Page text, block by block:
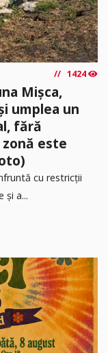
1424
Mișca,
umplea un
fără
este
cu restricții
și a...